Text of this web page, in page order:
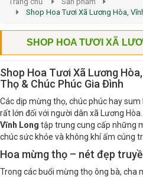
Shop Hoa Tươi Xã Lương Hòa,
SHOP HOA TƯƠI XÃ
Shop Hoa Tươi Xã Lương
Thọ & Chúc Phúc Gia Đình
Các dịp mừng thọ, chúc phúc hay
rất lớn đối với người dân xã Lương Hòa.
Vĩnh Long tập trung cung cấp những
chúc sức khỏe và không khí ấm cúng
Hoa mừng thọ – nét đẹp
Trong các buổi mừng thọ ông bà, cha